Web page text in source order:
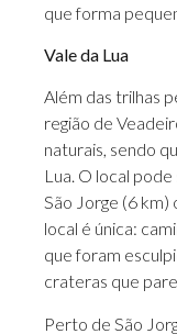
que forma
Vale da Lua
Além das trilhas
região de
naturais, sendo
Lua. O local
São Jorge (6 km)
local é única:
que foram
crateras que
Perto de São